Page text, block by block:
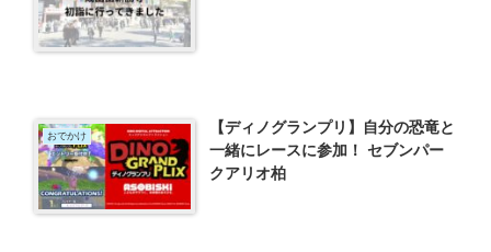
おでかけ
【ディノグランプリ】自分の恐竜と
一緒にレースに参加！ セブンパー
クアリオ柏